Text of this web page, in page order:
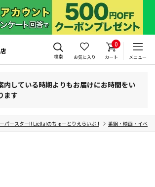
検索 お気に入り
0
カート メニュー
内している時期よりもお届けにお時間をい
ます
パースター!! Liella!のちゅーとりえらいぶ!! 番組・映画・イベン